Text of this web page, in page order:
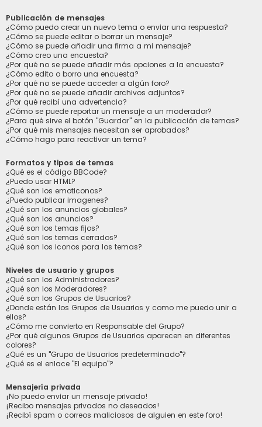
Publicación de mensajes
¿Cómo puedo crear un nuevo tema o enviar una respuesta?
¿Cómo se puede editar o borrar un mensaje?
¿Cómo se puede añadir una firma a mi mensaje?
¿Cómo creo una encuesta?
¿Por qué no se puede añadir más opciones a la encuesta?
¿Cómo edito o borro una encuesta?
¿Por qué no se puede acceder a algún foro?
¿Por qué no se puede añadir archivos adjuntos?
¿Por qué recibí una advertencia?
¿Cómo se puede reportar un mensaje a un moderador?
¿Para qué sirve el botón "Guardar" en la publicación de temas?
¿Por qué mis mensajes necesitan ser aprobados?
¿Cómo hago para reactivar un tema?
Formatos y tipos de temas
¿Qué es el código BBCode?
¿Puedo usar HTML?
¿Qué son los emoticonos?
¿Puedo publicar imagenes?
¿Qué son los anuncios globales?
¿Qué son los anuncios?
¿Qué son los temas fijos?
¿Qué son los temas cerrados?
¿Qué son los iconos para los temas?
Niveles de usuario y grupos
¿Qué son los Administradores?
¿Qué son los Moderadores?
¿Qué son los Grupos de Usuarios?
¿Donde están los Grupos de Usuarios y como me puedo unir a
ellos?
¿Cómo me convierto en Responsable del Grupo?
¿Por qué algunos Grupos de Usuarios aparecen en diferentes
colores?
¿Qué es un "Grupo de Usuarios predeterminado"?
¿Qué es el enlace "El equipo"?
Mensajería privada
¡No puedo enviar un mensaje privado!
¡Recibo mensajes privados no deseados!
¡Recibí spam o correos maliciosos de alguien en este foro!